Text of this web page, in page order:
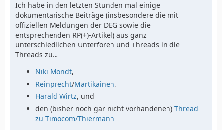
Ich habe in den letzten Stunden mal einige
dokumentarische Beiträge (insbesondere die mit
offiziellen Meldungen der DEG sowie die
entsprechenden RP(+)-Artikel) aus ganz
unterschiedlichen Unterforen und Threads in die
Threads zu…
Niki Mondt,
Reinprecht/Martikainen,
Harald Wirtz, und
den (bisher noch gar nicht vorhandenen) Thread
zu Timocom/Thiermann